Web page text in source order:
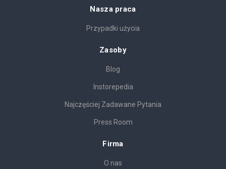
Nasza praca
Przypadki użycia
Zasoby
Blog
Instorepedia
Najczęściej Zadawane Pytania
Press Room
Firma
O nas